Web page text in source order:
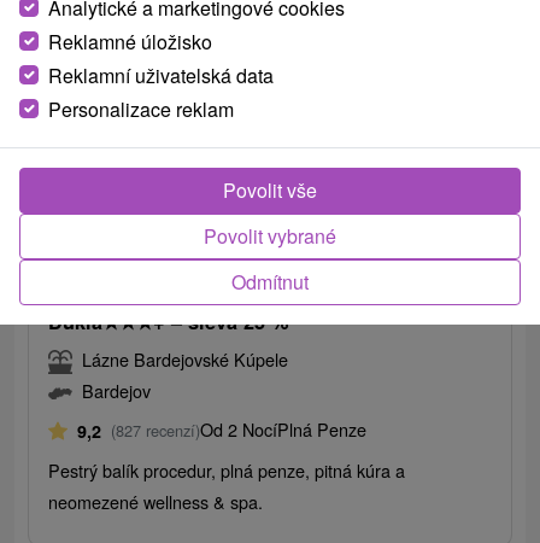
Akcia
od2 048,43Kč
WELLNESS RELAX pobyt na 4 noci v Hotelu
Dukla★★★+ – sleva 25 %
Lázne Bardejovské Kúpele
Bardejov
9,2 (827 recenzí)Od 2 NocíPlná Penze
Pestrý balík procedur, plná penze, pitná kúra a
neomezené wellness & spa.
Analytické a marketingové cookies
Reklamné úložisko
Reklamní uživatelská data
Personalizace reklam
Odmítnut
Povolit vybrané
Povolit vše